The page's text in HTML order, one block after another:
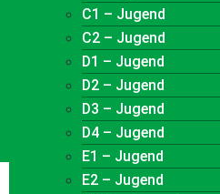
C1 – Jugend
C2 – Jugend
D1 – Jugend
D2 – Jugend
D3 – Jugend
D4 – Jugend
E1 – Jugend
E2 – Jugend